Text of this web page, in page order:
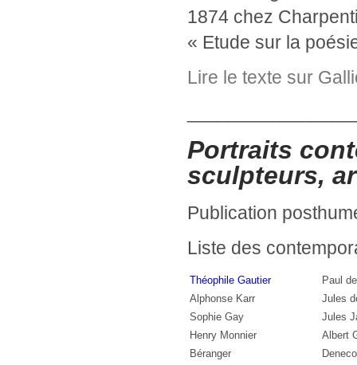
1874 chez
« Etude sur la
Lire le texte sur
Portraits
sculpteurs,
Publication
Liste des
Théophile Gautier
Paul
Alphonse Karr
Jules
Sophie Gay
Jules
Henry Monnier
Albert
Béranger